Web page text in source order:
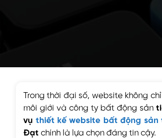
Trong thời đại số, website không
môi giới và công ty bất động sản
vụ thiết kế website bất động sản
Đạt chính là lựa chọn đáng tin cậy.